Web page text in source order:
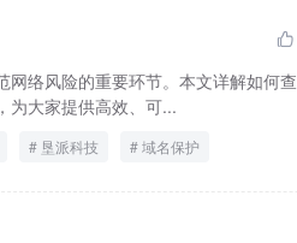

络风险的重要环节。本文详解如何查
为大家提供高效、可...
垦派科技
域名保护